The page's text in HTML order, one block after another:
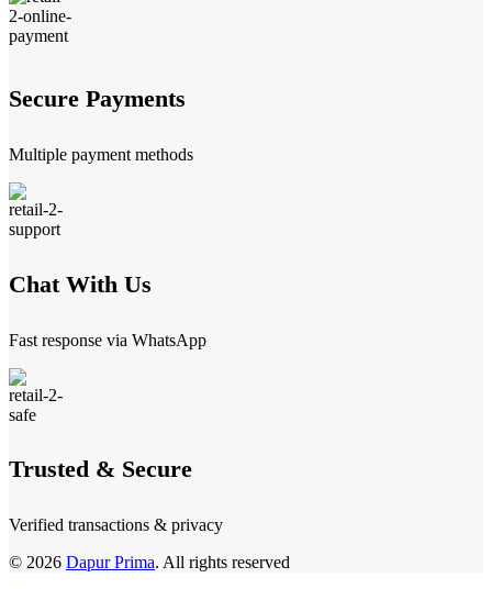
Secure Payments
Multiple payment methods
Chat With Us
Fast response via WhatsApp
Trusted & Secure
Verified transactions & privacy
© 2026 Dapur Prima. All rights reserved